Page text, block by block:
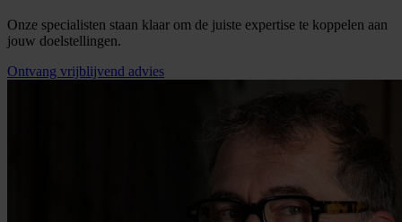
Onze specialisten staan klaar om de juiste expertise te koppelen aan
jouw doelstellingen.
Ontvang vrijblijvend advies